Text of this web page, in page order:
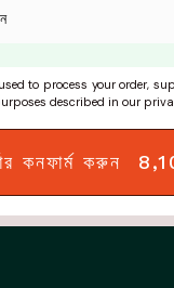
to process your order,
described in our
কনফার্ম করুন